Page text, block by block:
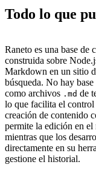
Todo lo que
Raneto es una base de
construida sobre
Markdown en un sitio
búsqueda. No hay
como archivos .md de
lo que facilita el control
creación de contenido
permite la edición en el
mientras que los
directamente en su
gestione el historial.